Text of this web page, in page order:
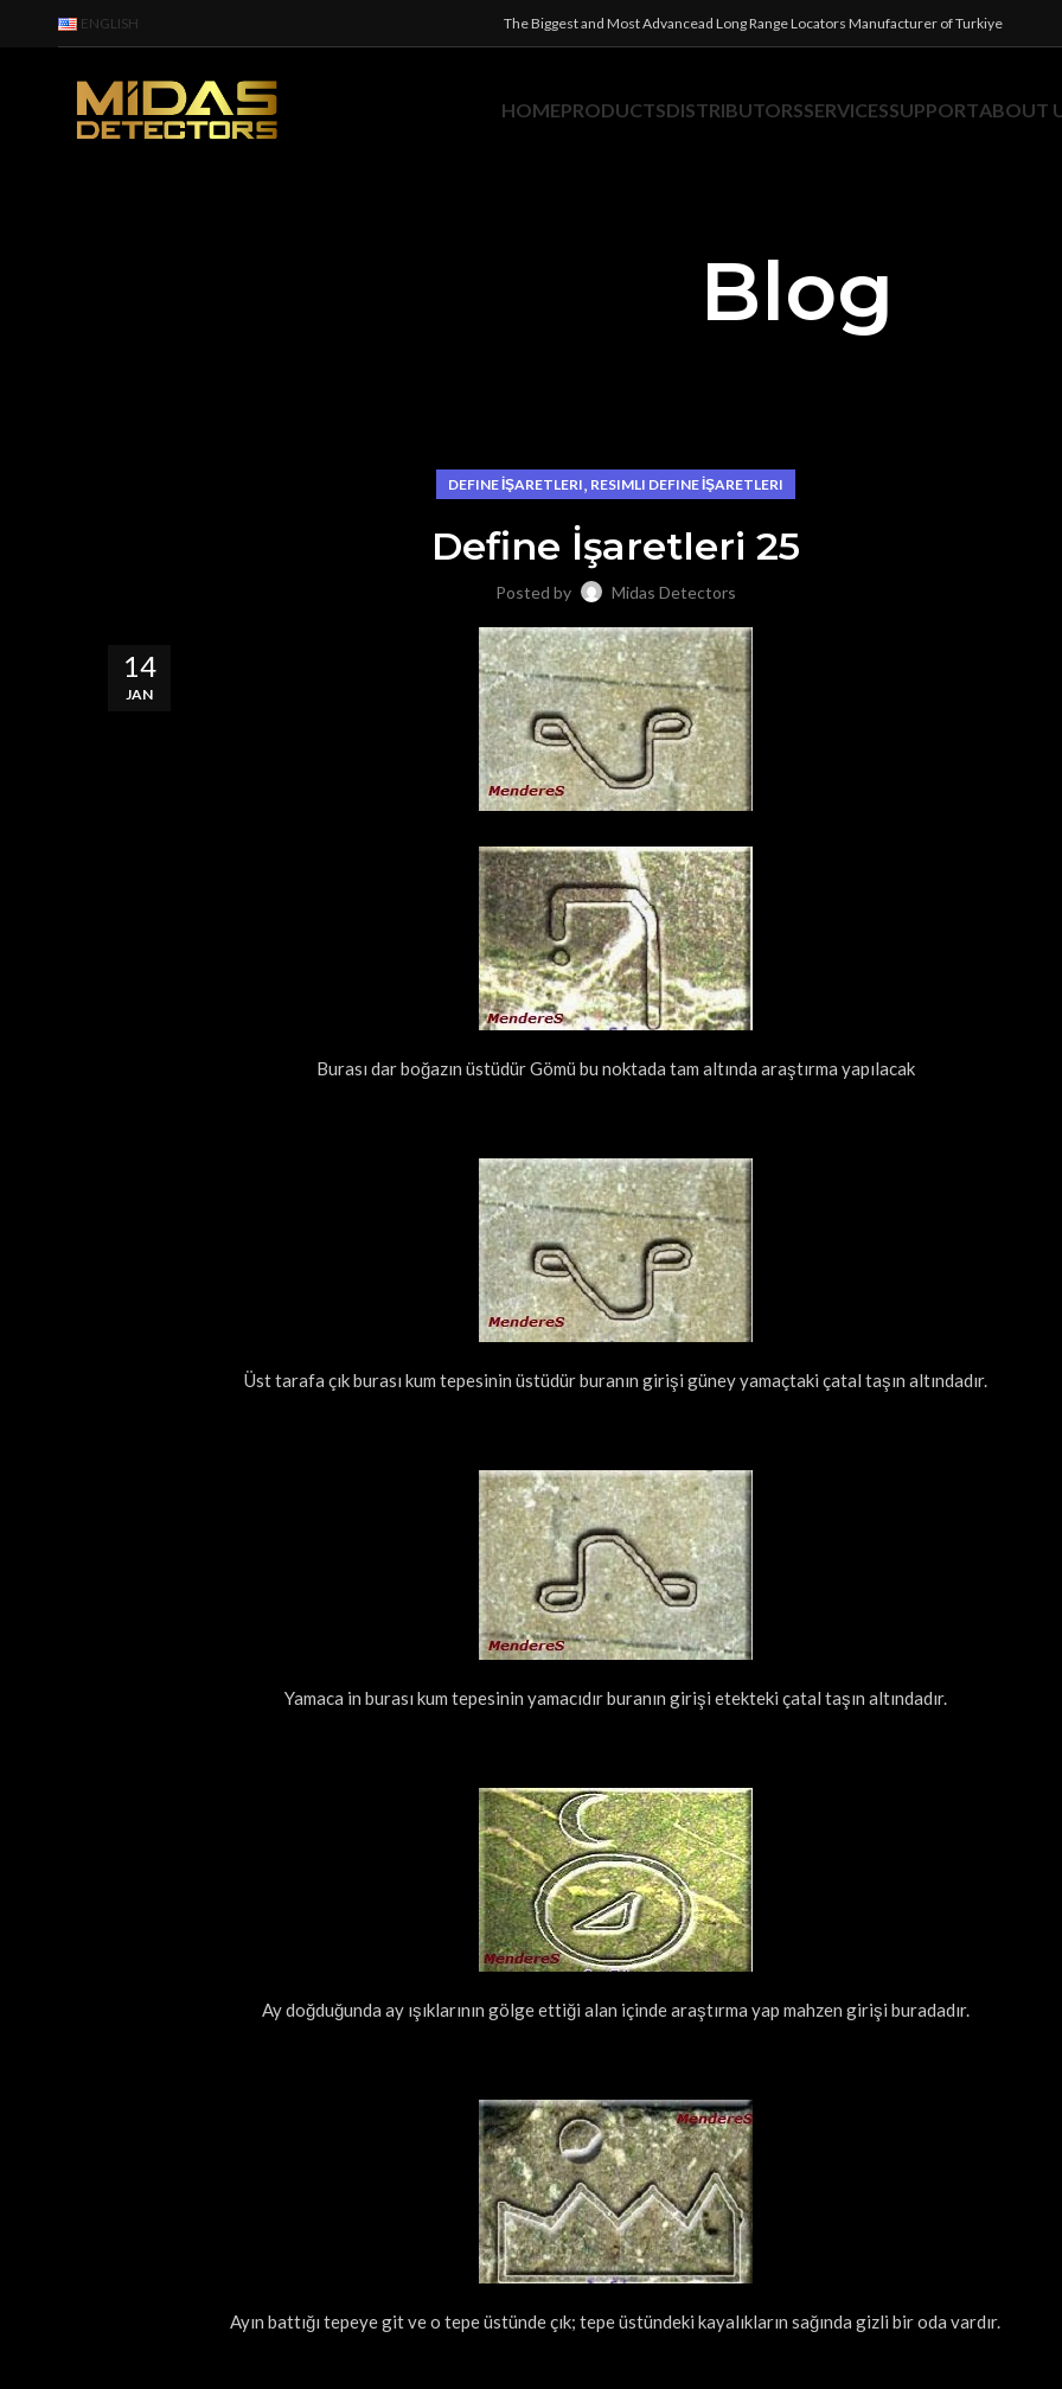
ENGLISH The Biggest and Most Advancead Long Range Locators Manufacturer of Turkiye
HOMEPRODUCTSDISTRIBUTORSSERVICESSUPPORTABOUT
Blog
DEFINE İŞARETLERI, RESIMLI DEFINE İŞARETLERI
Define İşaretleri 25
Posted by Midas Detectors
14
JAN
Burası dar boğazın üstüdür Gömü bu noktada tam altında araştırma yapılacak
Üst tarafa çık burası kum tepesinin üstüdür buranın girişi güney yamaçtaki çatal taşın altındadır.
Yamaca in burası kum tepesinin yamacıdır buranın girişi etekteki çatal taşın altındadır.
Ay doğduğunda ay ışıklarının gölge ettiği alan içinde araştırma yap mahzen girişi buradadır.
Ayın battığı tepeye git ve o tepe üstünde çık; tepe üstündeki kayalıkların sağında gizli bir oda vardır.